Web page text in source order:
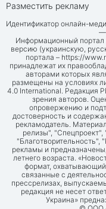
Разместить рекламу
Идентификатор онлайн-
—
Информационный портал
версию (украинскую,
портала – https://
принадлежат их
авторами которых
размещены на условиях
4.0 International. Редакция
зрения авторов.
опровержению и
достоверность и
рекламодатель.
релизы", "Спецпроект",
рекламы и
летнего возраста.
формат,
связанные с
прессрелизах,
редакция не несет
Украина»